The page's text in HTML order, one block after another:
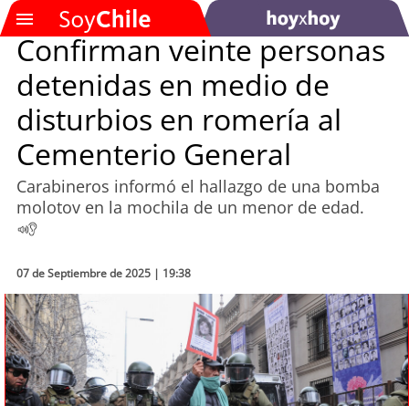
SOYTV
Podcast
Actualidad
Economía
Deportes
Tecnología
Confirman veinte personas
detenidas en medio de
disturbios en romería al
Cementerio General
Carabineros informó el hallazgo de una bomba
molotov en la mochila de un menor de edad.
07 de Septiembre de 2025 | 19:38